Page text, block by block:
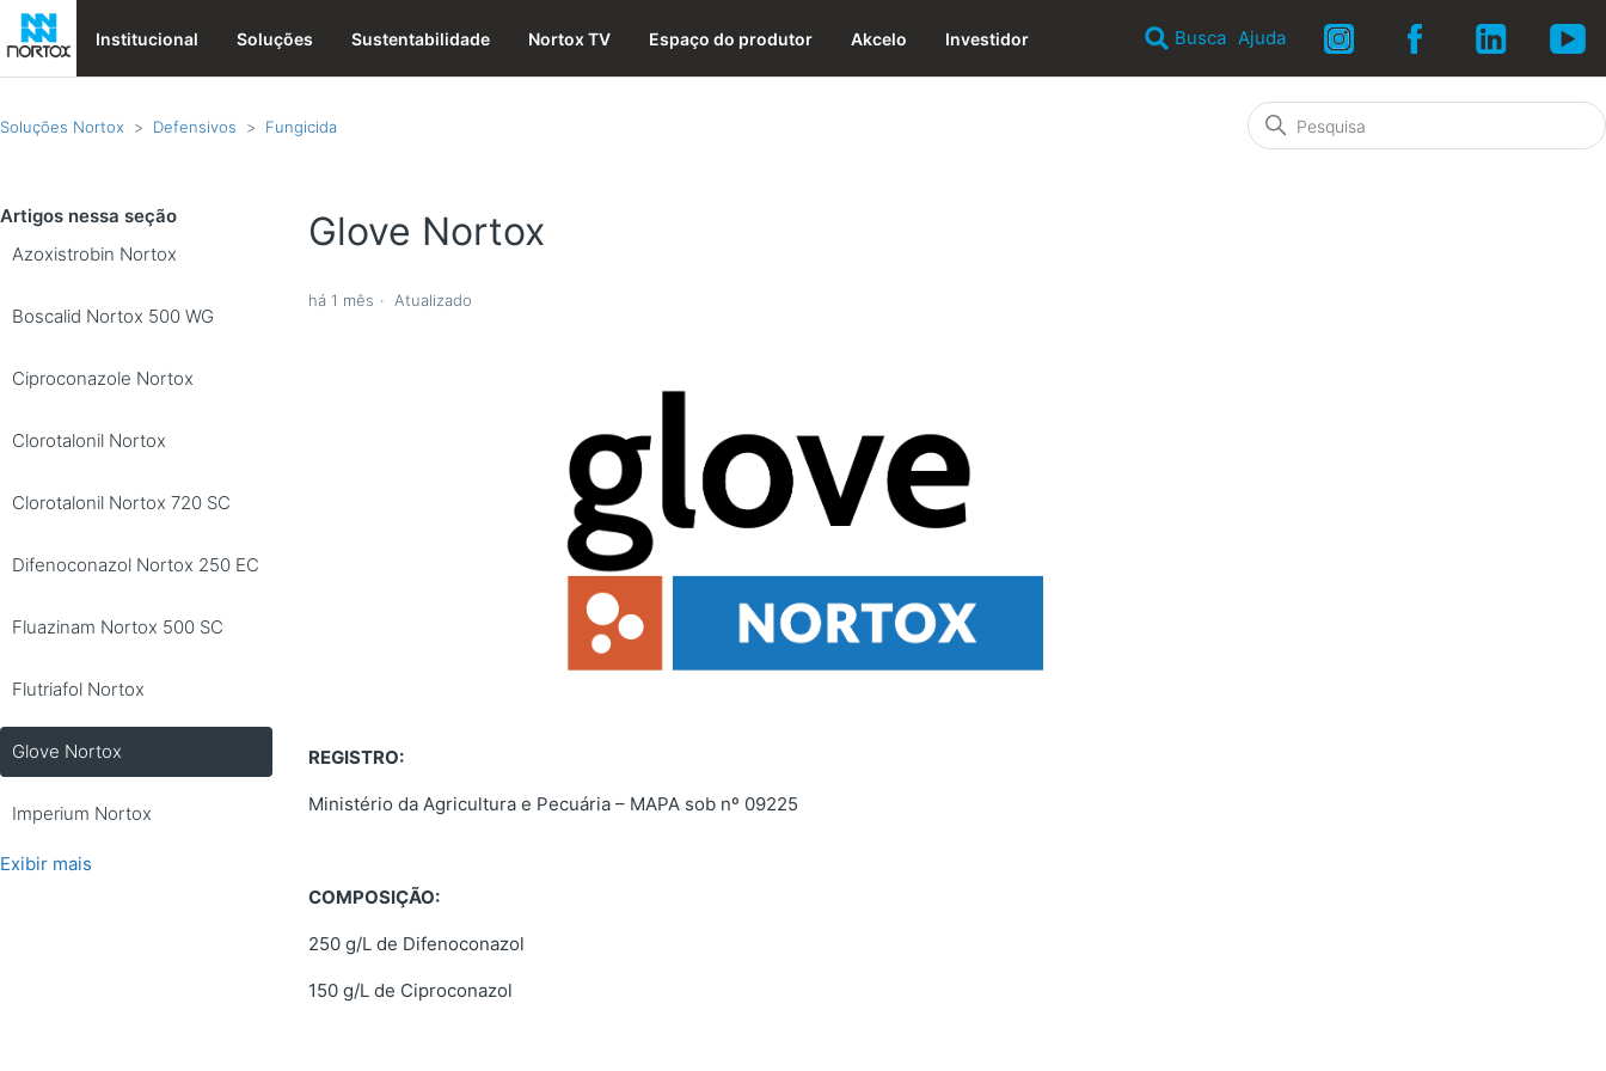
Institucional Soluções Sustentabilidade Nortox TV Espaço do produtor Akcelo Investidor Busca Ajuda
Soluções Nortox Defensivos Fungicida
Artigos nessa seção
Azoxistrobin Nortox
Boscalid Nortox 500 WG
Ciproconazole Nortox
Clorotalonil Nortox
Clorotalonil Nortox 720 SC
Difenoconazol Nortox 250 EC
Fluazinam Nortox 500 SC
Flutriafol Nortox
Glove Nortox
Imperium Nortox
Exibir mais
Glove Nortox
há 1 mês Atualizado
REGISTRO:
Ministério da Agricultura e Pecuária – MAPA sob nº 09225
COMPOSIÇÃO:
250 g/L de Difenoconazol
150 g/L de Ciproconazol